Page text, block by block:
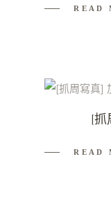
READ
[抓
READ